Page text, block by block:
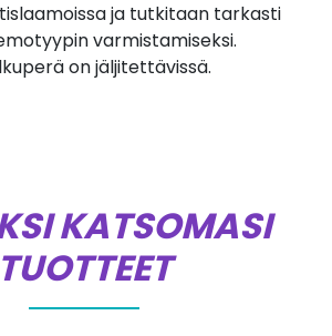
ja tutkitaan tarkasti
varmistamiseksi.
on jäljitettävissä.
KATSOMASI
TUOTTEET